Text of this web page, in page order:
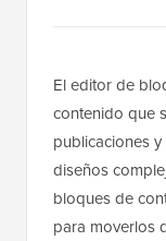
El editor de
contenido que
publicaciones
diseños
bloques de
para moverlos